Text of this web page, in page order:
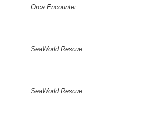
Orca Encounter
SeaWorld Rescue
SeaWorld Rescue